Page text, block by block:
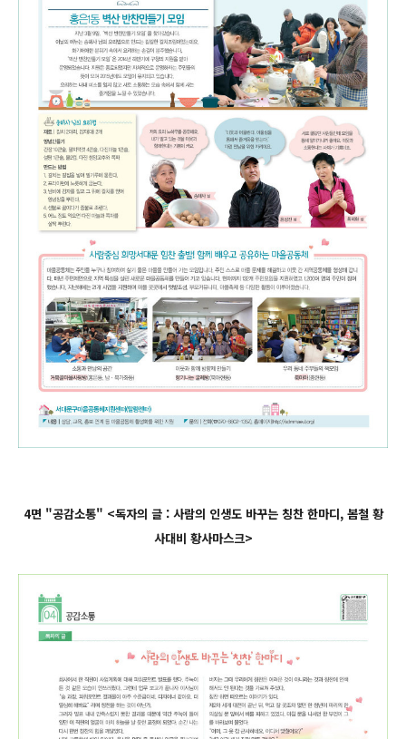
4면 "공감소통" <독자의 글 : 사람의 인생도 바꾸는 칭찬 한마디, 봄철 황
사대비 황사마스크>